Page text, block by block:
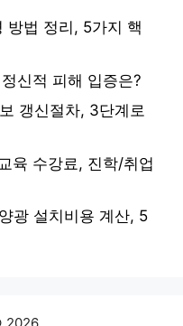
방법 정리, 5가지 핵
신적 피해 입증은?
갱신절차, 3단계로
육 수강료, 진학/취업
광 설치비용 계산, 5